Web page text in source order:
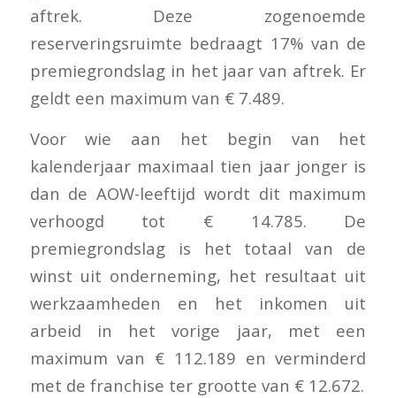
aftrek. Deze zogenoemde
reserveringsruimte bedraagt 17% van de
premiegrondslag in het jaar van aftrek. Er
geldt een maximum van € 7.489.
Voor wie aan het begin van het
kalenderjaar maximaal tien jaar jonger is
dan de AOW-leeftijd wordt dit maximum
verhoogd tot € 14.785. De
premiegrondslag is het totaal van de
winst uit onderneming, het resultaat uit
werkzaamheden en het inkomen uit
arbeid in het vorige jaar, met een
maximum van € 112.189 en verminderd
met de franchise ter grootte van € 12.672.